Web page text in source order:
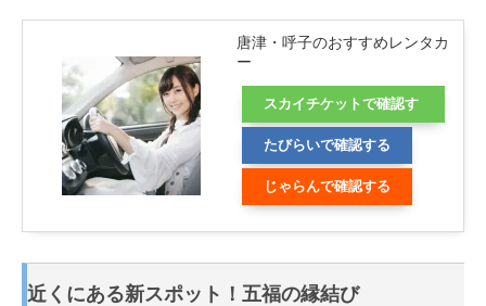
唐津・呼子のおすすめレンタカ
ー
スカイチケットで確認す
る
たびらいで確認する
じゃらんで確認する
近くにある新スポット！五福の縁結び